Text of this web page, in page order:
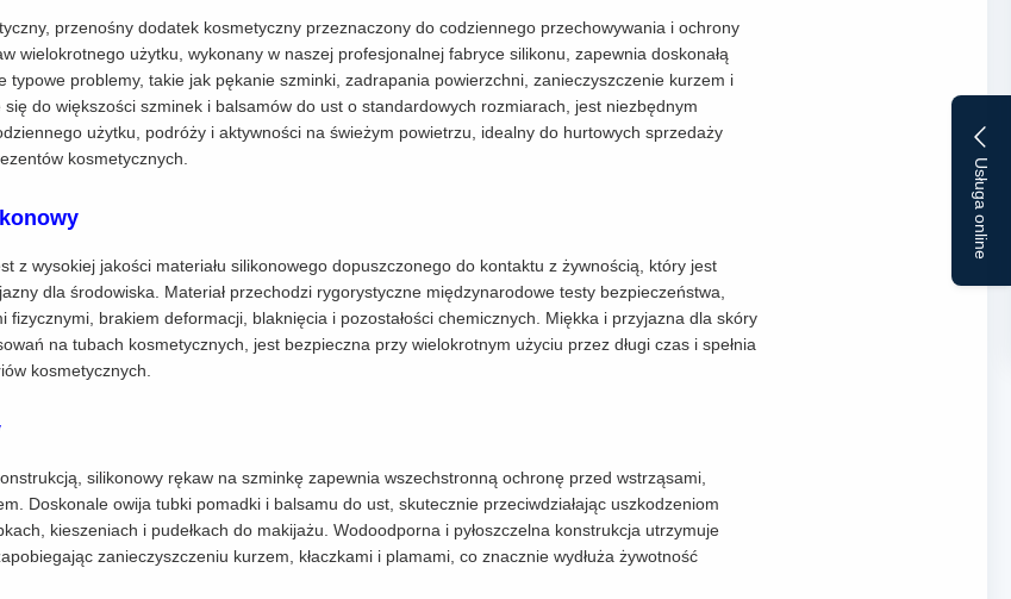
Usługa online
przenośny dodatek kosmetyczny przeznaczony do codziennego przechowywania i ochrony
wielokrotnego użytku, wykonany w naszej profesjonalnej fabryce silikonu, zapewnia doskonałą
typowe problemy, takie jak pękanie szminki, zadrapania powierzchni, zanieczyszczenie kurzem i
do większości szminek i balsamów do ust o standardowych rozmiarach, jest niezbędnym
użytku, podróży i aktywności na świeżym powietrzu, idealny do hurtowych sprzedaży
kosmetycznych.
z wysokiej jakości materiału silikonowego dopuszczonego do kontaktu z żywnością, który jest
dla środowiska. Materiał przechodzi rygorystyczne międzynarodowe testy bezpieczeństwa,
fizycznymi, brakiem deformacji, blaknięcia i pozostałości chemicznych. Miękka i przyjazna dla skóry
na tubach kosmetycznych, jest bezpieczna przy wielokrotnym użyciu przez długi czas i spełnia
kosmetycznych.
silikonowy rękaw na szminkę zapewnia wszechstronną ochronę przed wstrząsami,
Doskonale owija tubki pomadki i balsamu do ust, skutecznie przeciwdziałając uszkodzeniom
kieszeniach i pudełkach do makijażu. Wodoodporna i pyłoszczelna konstrukcja utrzymuje
zanieczyszczeniu kurzem, kłaczkami i plamami, co znacznie wydłuża żywotność